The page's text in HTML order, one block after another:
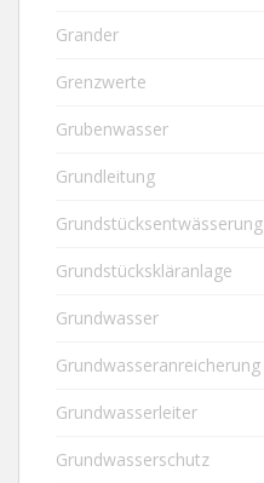
Grander
Grenzwerte
Grubenwasser
Grundleitung
Grundstücksentwässerung
Grundstückskläranlage
Grundwasser
Grundwasseranreicherung
Grundwasserleiter
Grundwasserschutz